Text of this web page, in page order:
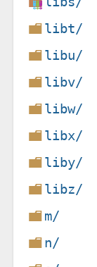
libt/
libu/
libv/
libw/
libx/
liby/
libz/
m/
n/